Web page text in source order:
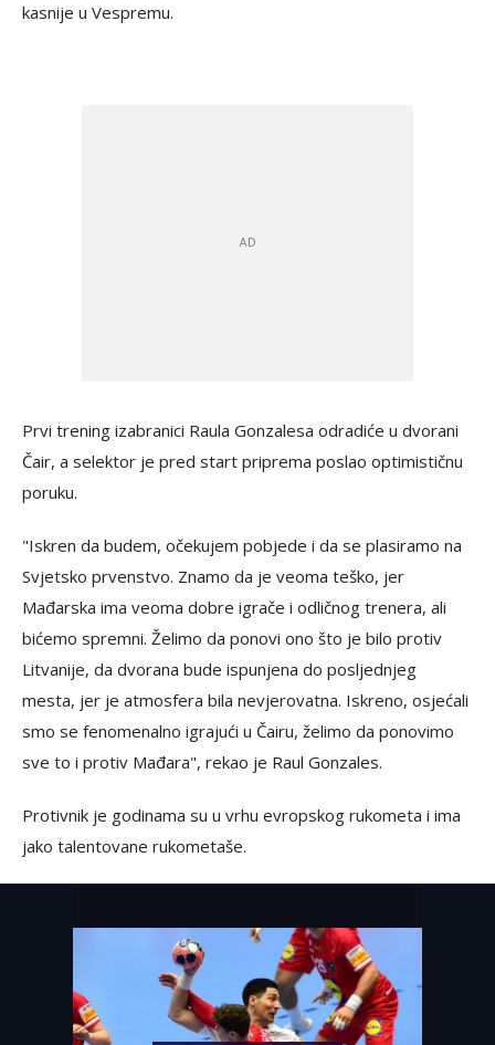
kasnije u Vespremu.
Prvi trening izabranici Raula Gonzalesa odradiće u dvorani
Čair, a selektor je pred start priprema poslao optimističnu
poruku.
"Iskren da budem, očekujem pobjede i da se plasiramo na
Svjetsko prvenstvo. Znamo da je veoma teško, jer
Mađarska ima veoma dobre igrače i odličnog trenera, ali
bićemo spremni. Želimo da ponovi ono što je bilo protiv
Litvanije, da dvorana bude ispunjena do posljednjeg
mesta, jer je atmosfera bila nevjerovatna. Iskreno, osjećali
smo se fenomenalno igrajući u Čairu, želimo da ponovimo
sve to i protiv Mađara", rekao je Raul Gonzales.
Protivnik je godinama su u vrhu evropskog rukometa i ima
jako talentovane rukometaše.